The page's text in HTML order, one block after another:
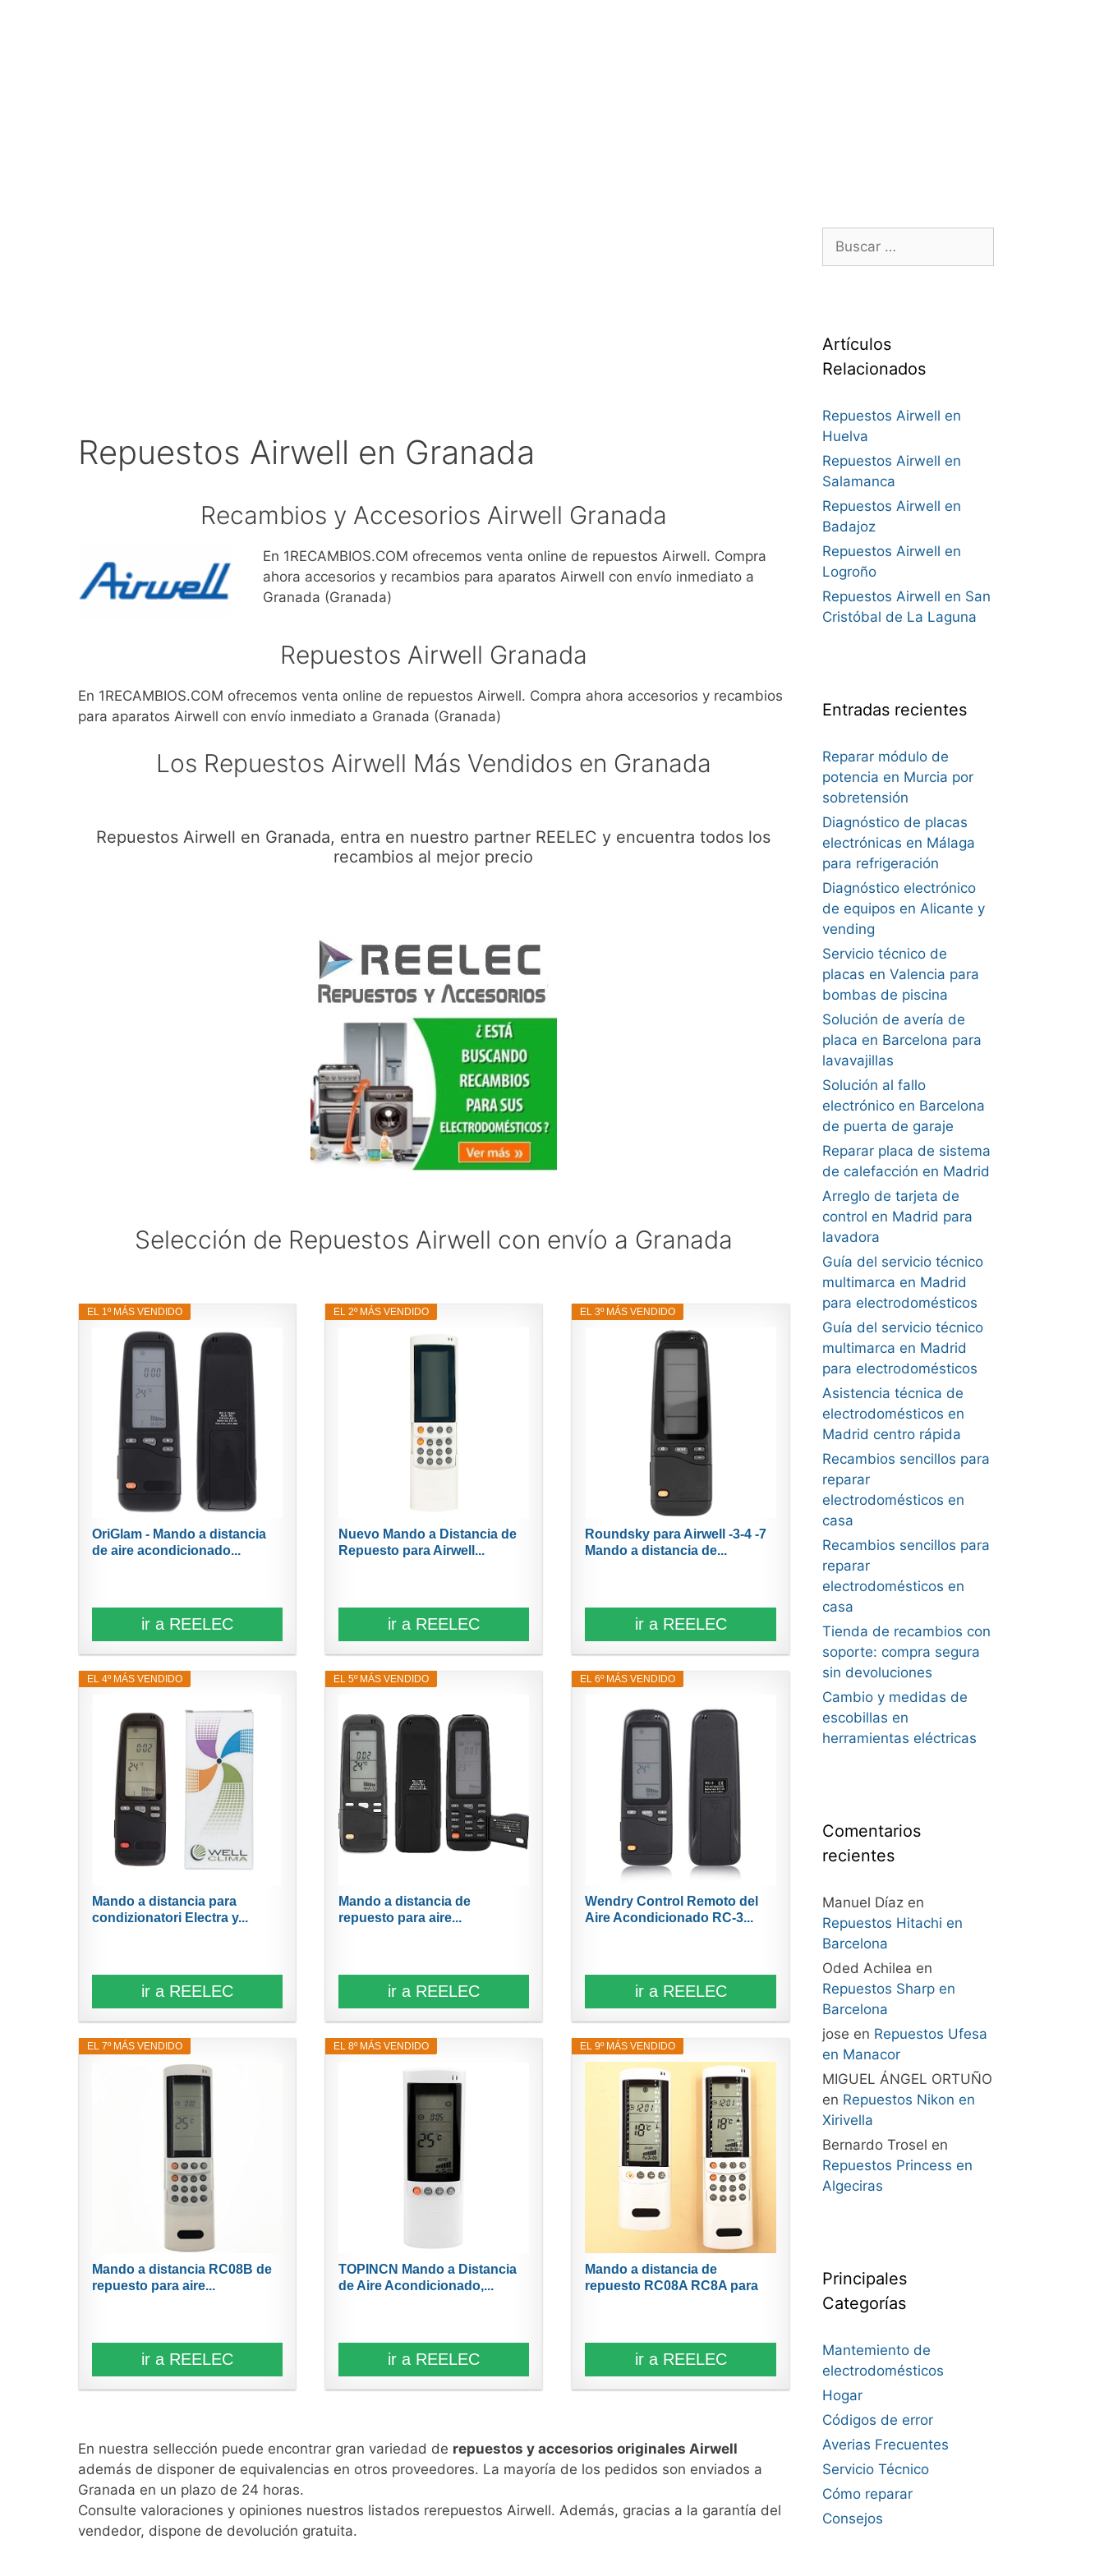
Repuestos Airwell en Granada
Recambios y Accesorios Airwell Granada
En 1RECAMBIOS.COM ofrecemos venta online de repuestos Airwell. Compra
ahora accesorios y recambios para aparatos Airwell con envío inmediato a
Granada (Granada)
Repuestos Airwell Granada
En 1RECAMBIOS.COM ofrecemos venta online de repuestos Airwell. Compra ahora accesorios y recambios
para aparatos Airwell con envío inmediato a Granada (Granada)
Los Repuestos Airwell Más Vendidos en Granada
Repuestos Airwell en Granada, entra en nuestro partner REELEC y encuentra todos los
recambios al mejor precio
Selección de Repuestos Airwell con envío a Granada
EL 1º MÁS VENDIDO
OriGlam - Mando a distancia
de aire acondicionado...
ir a REELEC
EL 2º MÁS VENDIDO
Nuevo Mando a Distancia de
Repuesto para Airwell...
ir a REELEC
EL 3º MÁS VENDIDO
Roundsky para Airwell -3-4 -7
Mando a distancia de...
ir a REELEC
EL 4º MÁS VENDIDO
Mando a distancia para
condizionatori Electra y...
ir a REELEC
EL 5º MÁS VENDIDO
Mando a distancia de
repuesto para aire...
ir a REELEC
EL 6º MÁS VENDIDO
Wendry Control Remoto del
Aire Acondicionado RC-3...
ir a REELEC
EL 7º MÁS VENDIDO
Mando a distancia RC08B de
repuesto para aire...
ir a REELEC
EL 8º MÁS VENDIDO
TOPINCN Mando a Distancia
de Aire Acondicionado,...
ir a REELEC
EL 9º MÁS VENDIDO
Mando a distancia de
repuesto RC08A RC8A para
ir a REELEC
En nuestra sellección puede encontrar gran variedad de repuestos y accesorios originales Airwell
además de disponer de equivalencias en otros proveedores. La mayoría de los pedidos son enviados a
Granada en un plazo de 24 horas.
Consulte valoraciones y opiniones nuestros listados rerepuestos Airwell. Además, gracias a la garantía del
vendedor, dispone de devolución gratuita.
Buscar:
Artículos
Relacionados
Repuestos Airwell en
Huelva
Repuestos Airwell en
Salamanca
Repuestos Airwell en
Badajoz
Repuestos Airwell en
Logroño
Repuestos Airwell en San
Cristóbal de La Laguna
Entradas recientes
Reparar módulo de
potencia en Murcia por
sobretensión
Diagnóstico de placas
electrónicas en Málaga
para refrigeración
Diagnóstico electrónico
de equipos en Alicante y
vending
Servicio técnico de
placas en Valencia para
bombas de piscina
Solución de avería de
placa en Barcelona para
lavavajillas
Solución al fallo
electrónico en Barcelona
de puerta de garaje
Reparar placa de sistema
de calefacción en Madrid
Arreglo de tarjeta de
control en Madrid para
lavadora
Guía del servicio técnico
multimarca en Madrid
para electrodomésticos
Guía del servicio técnico
multimarca en Madrid
para electrodomésticos
Asistencia técnica de
electrodomésticos en
Madrid centro rápida
Recambios sencillos para
reparar
electrodomésticos en
casa
Recambios sencillos para
reparar
electrodomésticos en
casa
Tienda de recambios con
soporte: compra segura
sin devoluciones
Cambio y medidas de
escobillas en
herramientas eléctricas
Comentarios
recientes
Manuel Díazen
Repuestos Hitachi en
Barcelona
Oded Achilea en
Repuestos Sharp en
Barcelona
jose en Repuestos Ufesa
en Manacor
MIGUEL ÁNGEL ORTUÑO
en Repuestos Nikon en
Xirivella
Bernardo Trosel en
Repuestos Princess en
Algeciras
Principales
Categorías
Mantemiento de
electrodomésticos
Hogar
Códigos de error
Averias Frecuentes
Servicio Técnico
Cómo reparar
Consejos